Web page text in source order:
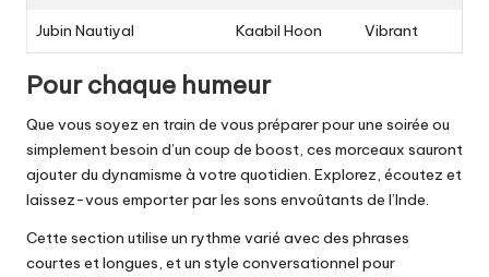
Jubin Nautiyal Kaabil Hoon Vibrant
Pour chaque humeur
Que vous soyez en train de vous préparer pour une soirée ou
simplement besoin d’un coup de boost, ces morceaux sauront
ajouter du dynamisme à votre quotidien. Explorez, écoutez et
laissez-vous emporter par les sons envoûtants de l’Inde.
Cette section utilise un rythme varié avec des phrases
courtes et longues, et un style conversationnel pour